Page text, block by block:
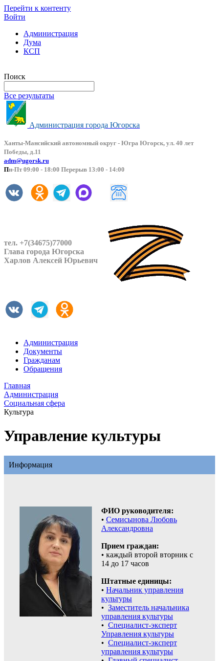
Перейти к контенту
Войти
Администрация
Дума
КСП
Поиск
Все результаты
Администрация города Югорска
Ханты-Мансийский автономный округ - Югра Югорск, ул. 40 лет
Победы, д.11
adm@ugorsk.ru
Пн-Пт 09:00 - 18:00 Перерыв 13:00 - 14:00
тел. +7(34675)77000
Глава города Югорска
Харлов Алексей Юрьевич
Администрация
Документы
Гражданам
Обращения
Главная
Администрация
Социальная сфера
Культура
Управление культуры
Информация
ФИО руководителя:
• Семисынова Любовь
Александровна
Прием граждан:
• каждый второй вторник с
14 до 17 часов
Штатные единицы:
• Начальник управления
культуры
• Заместитель начальника
управления культуры
• Специалист-эксперт
Управления культуры
• Специалист-эксперт
управления культуры